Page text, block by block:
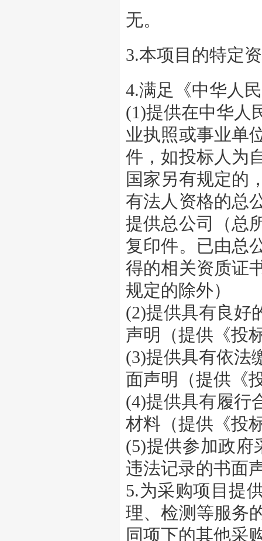
无。
3.本项目的特定
4.满足《中华人
(1)提供在中华人
业执照或事业单
件，如投标人为
国家另有规定的
有法人资格的总
提供总公司（总
复印件。已由总
得的相关资质证
规定的除外）
(2)提供具有良好
声明（提供《投
(3)提供具有依法
面声明（提供《
(4)提供具有履行
材料（提供《投
(5)提供参加政府
违法记录的书面
5.为采购项目提
理、检测等服务
同项下的其他采